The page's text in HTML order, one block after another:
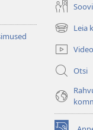
Leia
(avab
uue
akna)
Otsi